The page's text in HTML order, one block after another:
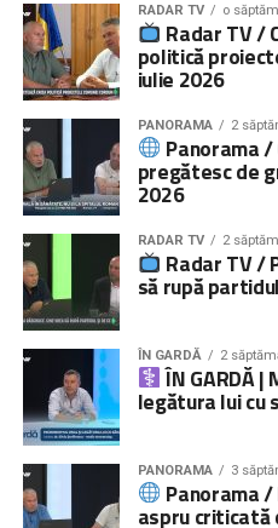
RADAR TV o
Radar TV /
politică
iulie 2026
PANORAMA 2
Panorama
pregătesc de
2026
RADAR TV 2
Radar TV /
să rupă
ÎN GARDĂ 2
ÎN GARDĂ
legătura lui cu
PANORAMA 3
Panorama
aspru criticată